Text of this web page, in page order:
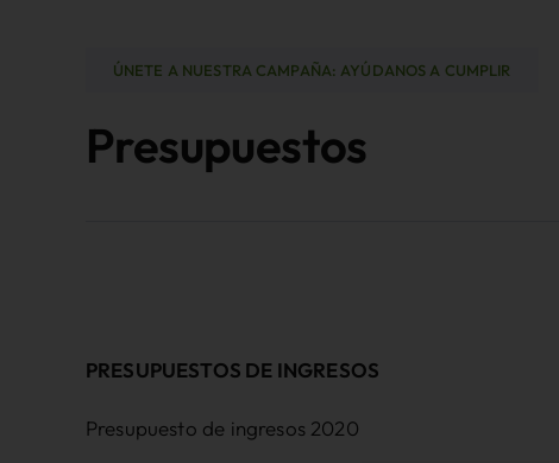
ÚNETE A NUESTRA CAMPAÑA: AYÚDANOS A CUMPLIR
Presupuestos
PRESUPUESTOS DE INGRESOS
Presupuesto de ingresos 2020